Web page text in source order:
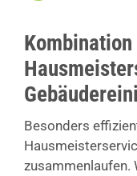
Kombination
Besonders
zusammenlaufen.